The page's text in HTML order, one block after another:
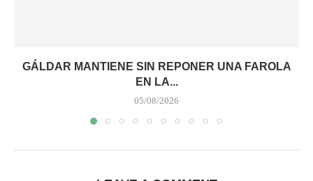
GÁLDAR MANTIENE SIN REPONER UNA FAROLA
EN LA...
05/08/2026